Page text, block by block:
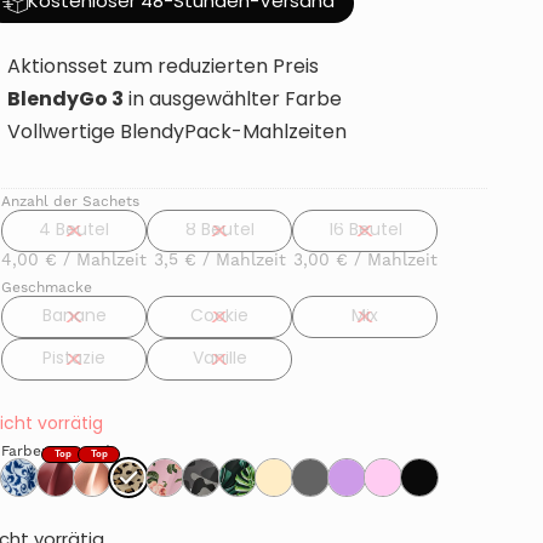
Aktionsset zum reduzierten Preis
BlendyGo 3in ausgewählter Farbe
Vollwertige BlendyPack-Mahlzeiten
Anzahl der Sachets
4 Beutel
4,00 € / Mahlzeit
8 Beutel
3,5 € / Mahlzeit
16 Beutel
3,00 € / Mahlzeit
Geschmacke
Banane Cookie
Mix
Pistazie
Vanille
vorrätig
Farbe: Leopard